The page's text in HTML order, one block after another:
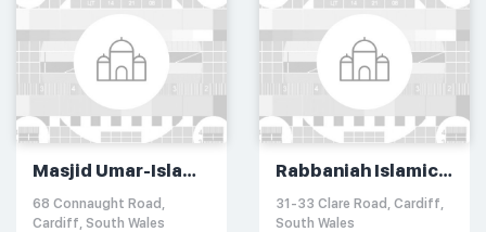
Masjid Umar-Islami
Darasgah
68 Connaught Road,
Cardiff, South Wales
Rabbaniah Islamic
Cultural Centre
31-33 Clare Road, Cardiff,
South Wales